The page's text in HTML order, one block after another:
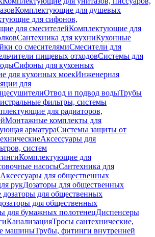
Комплектующие для душевых
для сифонов,
для смесителейКомплектующие для
Сантехника для кухниКухонные
со смесителямиСмесители для
пищевых отходовСистемы для
Сифоны для кухонных
для кухонных моекИнженерная
для
Отвод и подвод водыТрубы
фильтры, системы
для радиаторов,
Монтажные комплекты для
арматураСистемы защиты от
Аксессуары для
систем
Комплектующие для
насосыСантехника для
Аксессуары для общественных
рукДозаторы для общественных
для общественных
для общественных
для бумажных полотенецДиспенсеры
КанализацияТросы сантехнические,
машиныТрубы, фитинги внутренней